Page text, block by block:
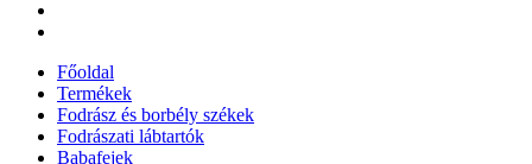
Főoldal
Termékek
Fodrász és borbély székek
Fodrászati lábtartók
Babafejek